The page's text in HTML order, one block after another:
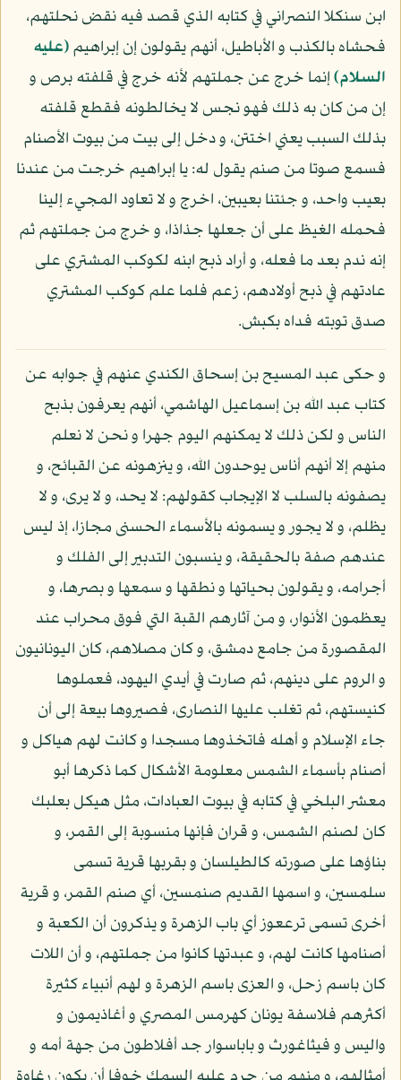
ابن سنكلا النصراني في كتابه الذي قصد فيه نقض نحلتهم،
فحشاه بالكذب و الأباطيل، أنهم يقولون إن إبراهيم(عليه
السلام)إنما خرج عن جملتهم لأنه خرج في قلفته برص و
إن من كان به ذلك فهو نجس لا يخالطونه فقطع قلفته
بذلك السبب يعني اختتن، و دخل إلى بيت من بيوت الأصنام
فسمع صوتا من صنم يقول له: يا إبراهيم خرجت من عندنا
بعيب واحد، و جئتنا بعيبين، اخرج و لا تعاود المجيء إلينا
فحمله الغيظ على أن جعلها جذاذا، و خرج من جملتهم ثم
إنه ندم بعد ما فعله، و أراد ذبح ابنه لكوكب المشتري على
عادتهم في ذبح أولادهم، زعم فلما علم كوكب المشتري
صدق توبته فداه بكبش.
و حكى عبد المسيح بن إسحاق الكندي عنهم في جوابه عن
كتاب عبد الله بن إسماعيل الهاشمي، أنهم يعرفون بذبح
الناس و لكن ذلك لا يمكنهم اليوم جهرا و نحن لا نعلم
منهم إلا أنهم أناس يوحدون الله، و ينزهونه عن القبائح، و
يصفونه بالسلب لا الإيجاب كقولهم: لا يحد، و لا يرى، و لا
يظلم، و لا يجور و يسمونه بالأسماء الحسنى مجازا، إذ ليس
عندهم صفة بالحقيقة، و ينسبون التدبير إلى الفلك و
أجرامه، و يقولون بحياتها و نطقها و سمعها و بصرها، و
يعظمون الأنوار، و من آثارهم القبة التي فوق محراب عند
المقصورة من جامع دمشق، و كان مصلاهم، كان اليونانيون
و الروم على دينهم، ثم صارت في أيدي اليهود، فعملوها
كنيستهم، ثم تغلب عليها النصارى، فصيروها بيعة إلى أن
جاء الإسلام و أهله فاتخذوها مسجدا و كانت لهم هياكل و
أصنام بأسماء الشمس معلومة الأشكال كما ذكرها أبو
معشر البلخي في كتابه في بيوت العبادات، مثل هيكل بعلبك
كان لصنم الشمس، و قران فإنها منسوبة إلى القمر، و
بناؤها على صورته كالطيلسان و بقربها قرية تسمى
سلمسين، و اسمها القديم صنمسين، أي صنم القمر، و قرية
أخرى تسمى ترععوز أي باب الزهرة و يذكرون أن الكعبة و
أصنامها كانت لهم، و عبدتها كانوا من جملتهم، و أن اللات
كان باسم زحل، و العزى باسم الزهرة و لهم أنبياء كثيرة
أكثرهم فلاسفة يونان كهرمس المصري و أغاذيمون و
واليس و فيثاغورث و باباسوار جد أفلاطون من جهة أمه و